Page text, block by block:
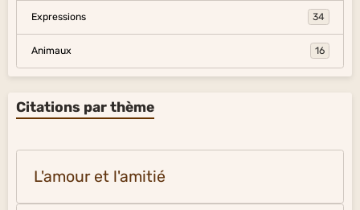
Expressions 34
Animaux 16
Citations par thème
L'amour et l'amitié